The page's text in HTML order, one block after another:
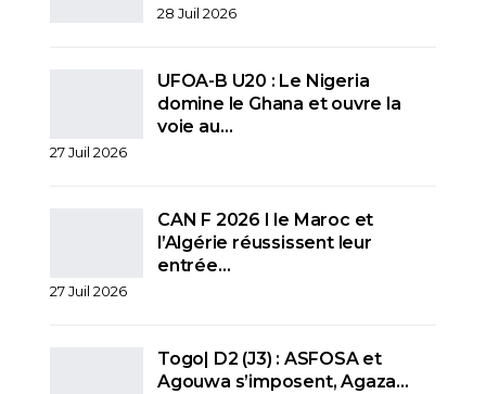
28 Juil 2026
UFOA-B U20 : Le Nigeria
domine le Ghana et ouvre la
voie au…
27 Juil 2026
CAN F 2026 I le Maroc et
l’Algérie réussissent leur
entrée…
27 Juil 2026
Togo| D2 (J3) : ASFOSA et
Agouwa s’imposent, Agaza…